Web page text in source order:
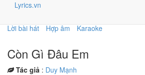
Lyrics.vn
Lời bài hát Hợp âm Karaoke
Còn Gì Đâu Em
Tác giả : Duy Mạnh